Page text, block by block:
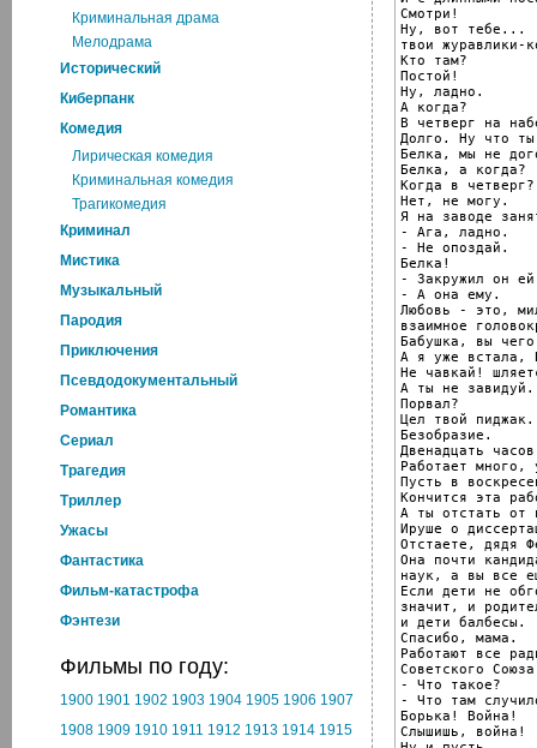
Криминальная драма
Мелодрама
Исторический
Киберпанк
Комедия
Лирическая комедия
Криминальная комедия
Трагикомедия
Криминал
Мистика
Музыкальный
Пародия
Приключения
Псевдодокументальный
Романтика
Cериал
Трагедия
Триллер
Ужасы
Фантастика
Фильм-катастрофа
Фэнтези
Фильмы по году:
1900 1901 1902 1903 1904 1905 1906 1907
1908 1909 1910 1911 1912 1913 1914 1915
Смотри!
Ну, вот тебе...
твои журавлики-
Кто там?
Постой!
Ну, ладно.
А когда?
В четверг на
Долго. Ну что
Белка, мы не
Белка, а когда?
Когда в
Нет, не могу.
Я на заводе
- Ага, ладно.
- Не опоздай.
Белка!
- Закружил он
- А она ему.
Любовь - это,
взаимное
Бабушка, вы
А я уже встала,
Не чавкай!
А ты не завидуй.
Порвал?
Цел твой пиджак.
Безобразие.
Двенадцать
Работает много,
Пусть в
Кончится эта
А ты отстать от
Ируше о
Отстаете, дядя
Она почти
наук, а вы все
Если дети не
значит, и
и дети балбесы.
Спасибо, мама.
Работают все
Советского
- Что такое?
- Что там
Борька! Война!
Слышишь, война!